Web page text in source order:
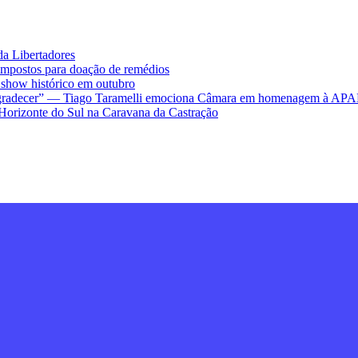
Libertadores
para doação de remédios
histórico em outubro
— Tiago Taramelli emociona Câmara em homenagem à
do Sul na Caravana da Castração